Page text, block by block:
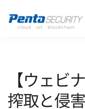
【ウェビ
搾取と侵